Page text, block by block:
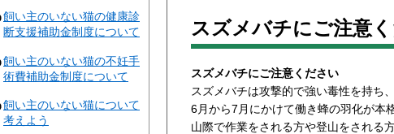
飼い主のいない猫の健康診
断支援補助金制度について
飼い主のいない猫の不妊手
術費補助金制度について
飼い主のいない猫について
考えよう
スズメバチにご注意
スズメバチにご注意ください
スズメバチは攻撃的で強い毒性を持ち
6月から7月にかけて働き蜂の羽化が本
山際で作業をされる方や登山をされる